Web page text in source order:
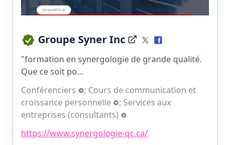
Groupe Syner Inc
"formation en synergologie de grande qualité.
Que ce soit po...
Conférenciers
; Cours de communication et
croissance personnelle
; Services aux
entreprises (consultants)
https://www.synergologie-qc.ca/